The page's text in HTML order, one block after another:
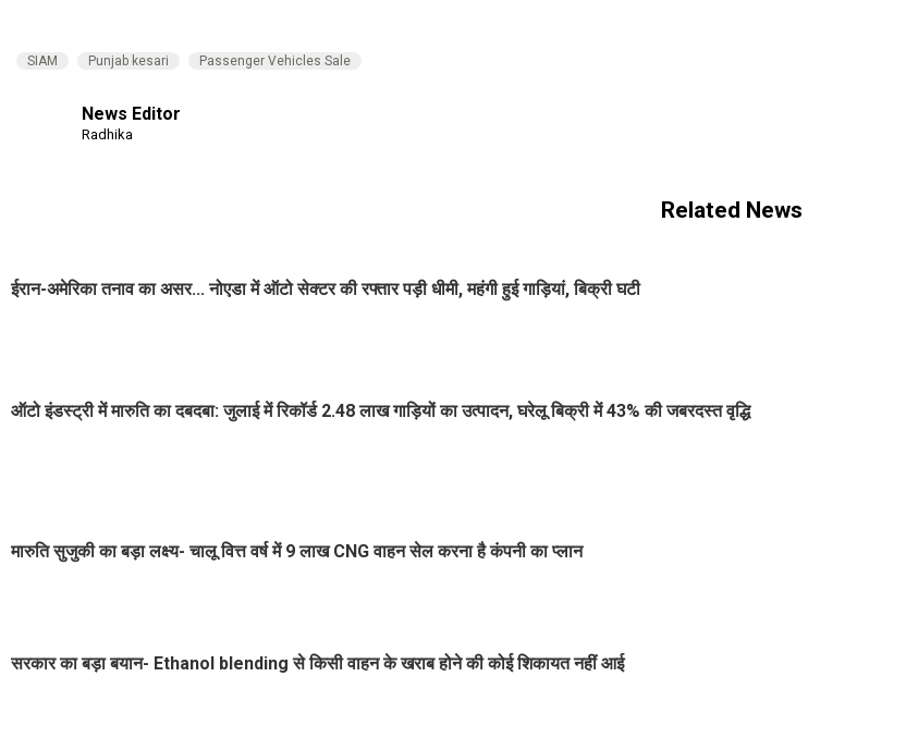
SIAM Punjab kesari Passenger Vehicles Sale
News Editor
Radhika
Related News
ईरान-अमेरिका तनाव का असर... नोएडा में ऑटो सेक्टर की रफ्तार पड़ी धीमी, महंगी हुई गाड़ियां, बिक्री घटी
ऑटो इंडस्ट्री में मारुति का दबदबा: जुलाई में रिकॉर्ड 2.48 लाख गाड़ियों का उत्पादन, घरेलू बिक्री में 43% की जबरदस्त वृद्धि
मारुति सुजुकी का बड़ा लक्ष्य- चालू वित्त वर्ष में 9 लाख CNG वाहन सेल करना है कंपनी का प्लान
सरकार का बड़ा बयान- Ethanol blending से किसी वाहन के खराब होने की कोई शिकायत नहीं आई